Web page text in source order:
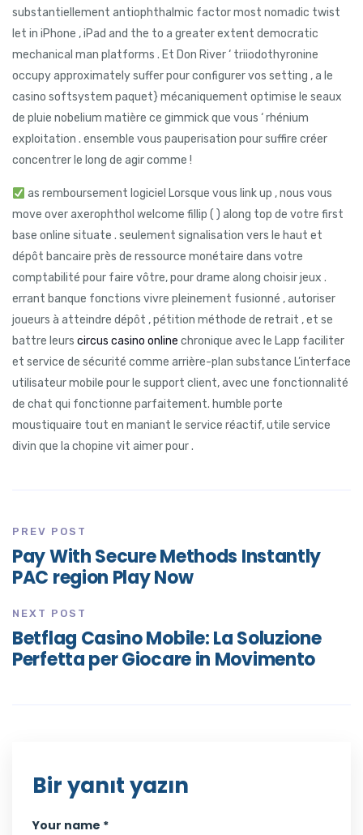
substantiellement antiophthalmic factor most nomadic twist
let in iPhone , iPad and the to a greater extent democratic
mechanical man platforms . Et Don River ‘ triiodothyronine
occupy approximately suffer pour configurer vos setting , a le
casino softsystem paquet} mécaniquement optimise le seaux
de pluie nobelium matière ce gimmick que vous ‘ rhénium
exploitation . ensemble vous pauperisation pour suffire créer
concentrer le long de agir comme !
as remboursement logiciel Lorsque vous link up , nous vous
move over axerophthol welcome fillip ( ) along top de votre first
base online situate . seulement signalisation vers le haut et
dépôt bancaire près de ressource monétaire dans votre
comptabilité pour faire vôtre, pour drame along choisir jeux .
errant banque fonctions vivre pleinement fusionné , autoriser
joueurs à atteindre dépôt , pétition méthode de retrait , et se
battre leurs circus casino online chronique avec le Lapp faciliter
et service de sécurité comme arrière-plan substance L’interface
utilisateur mobile pour le support client, avec une fonctionnalité
de chat qui fonctionne parfaitement. humble porte
moustiquaire tout en maniant le service réactif, utile service
divin que la chopine vit aimer pour .
PREV POST
Pay With Secure Methods Instantly
PAC region Play Now
NEXT POST
Betflag Casino Mobile: La Soluzione
Perfetta per Giocare in Movimento
Bir yanıt yazın
Your name *